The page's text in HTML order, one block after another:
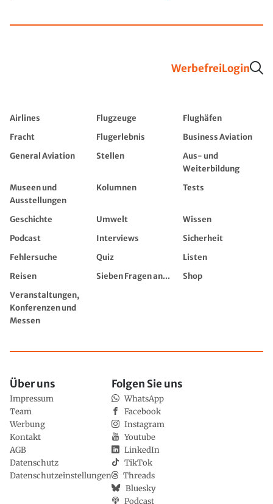
WerbefreiLogin
Airlines Flugzeuge
Flughäfen
Fracht
Flugerlebnis
Business Aviation
General Aviation
Stellen
Aus- und
Weiterbildung
Museen und
Ausstellungen
Kolumnen Tests
Geschichte Umwelt
Wissen
Podcast
Interviews
Sicherheit
Fehlersuche
Quiz
Listen
Reisen
Sieben Fragen an...
Shop
Veranstaltungen,
Konferenzen und
Messen
Über uns
Impressum
Team
Werbung
Kontakt
AGB
Datenschutz
Datenschutzeinstellungen
Folgen Sie uns
WhatsApp
Facebook
Instagram
Youtube
LinkedIn
TikTok
Threads
Bluesky
Podcast